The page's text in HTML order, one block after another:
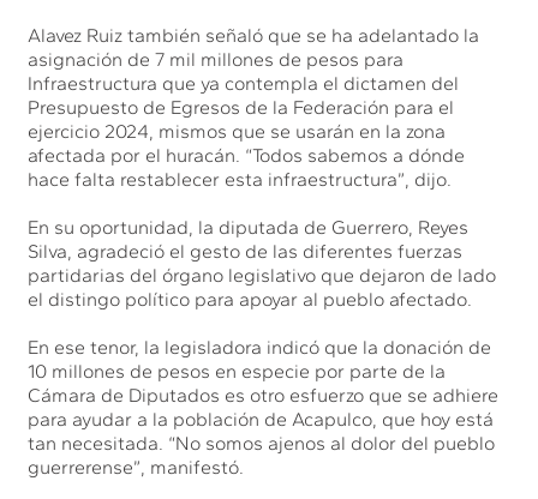
Alavez Ruiz también señaló que se ha adelantado la
asignación de 7 mil millones de pesos para
Infraestructura que ya contempla el dictamen del
Presupuesto de Egresos de la Federación para el
ejercicio 2024, mismos que se usarán en la zona
afectada por el huracán. “Todos sabemos a dónde
hace falta restablecer esta infraestructura”, dijo.
En su oportunidad, la diputada de Guerrero, Reyes
Silva, agradeció el gesto de las diferentes fuerzas
partidarias del órgano legislativo que dejaron de lado
el distingo político para apoyar al pueblo afectado.
En ese tenor, la legisladora indicó que la donación de
10 millones de pesos en especie por parte de la
Cámara de Diputados es otro esfuerzo que se adhiere
para ayudar a la población de Acapulco, que hoy está
tan necesitada. “No somos ajenos al dolor del pueblo
guerrerense”, manifestó.